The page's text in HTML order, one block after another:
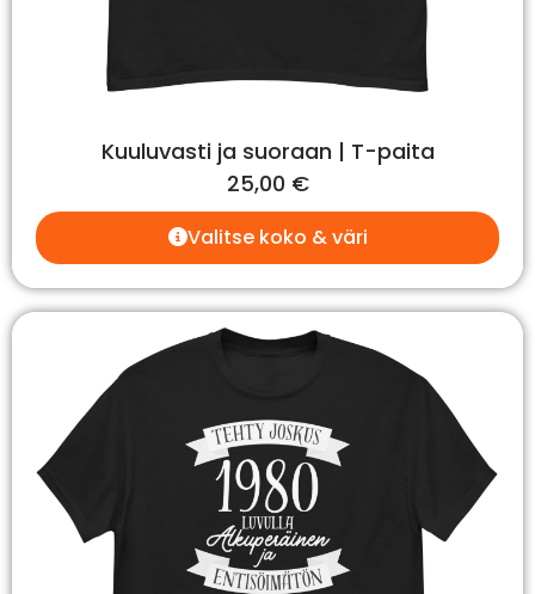
Kuuluvasti ja suoraan | T-paita
25,00 €
Valitse koko & väri